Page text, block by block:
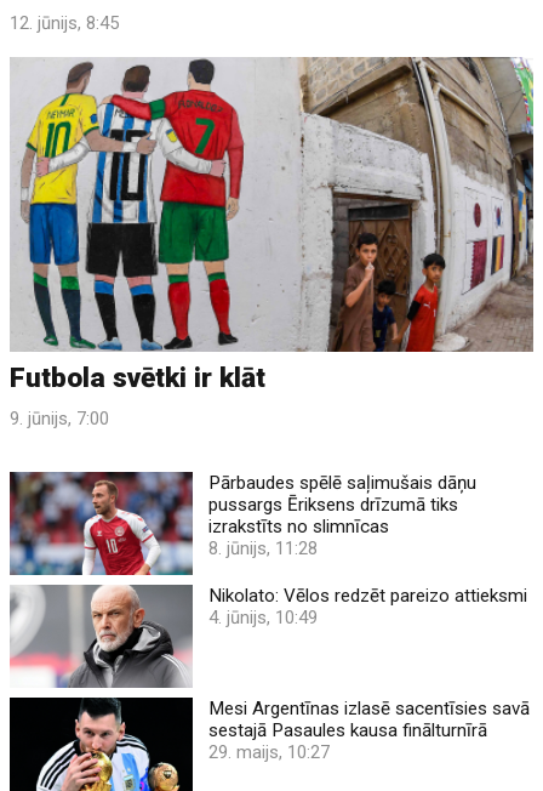
12. jūnijs, 8:45
Futbola svētki ir klāt
9. jūnijs, 7:00
Pārbaudes spēlē saļimušais dāņu
pussargs Ēriksens drīzumā tiks
izrakstīts no slimnīcas
8. jūnijs, 11:28
Nikolato: Vēlos redzēt pareizo attieksmi
4. jūnijs, 10:49
Mesi Argentīnas izlasē sacentīsies savā
sestajā Pasaules kausa finālturnīrā
29. maijs, 10:27